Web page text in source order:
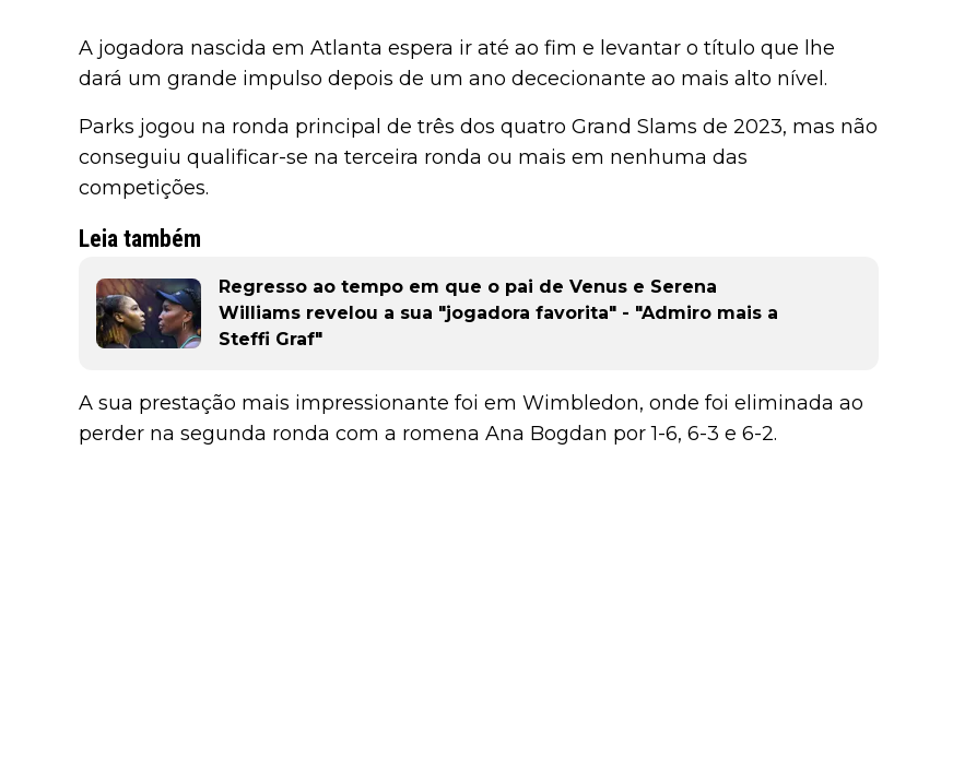
A jogadora nascida em Atlanta espera ir até ao fim e levantar o título que lhe
dará um grande impulso depois de um ano dececionante ao mais alto nível.
Parks jogou na ronda principal de três dos quatro Grand Slams de 2023, mas não
conseguiu qualificar-se na terceira ronda ou mais em nenhuma das
competições.
Leia também
Regresso ao tempo em que o pai de Venus e Serena
Williams revelou a sua "jogadora favorita" - "Admiro mais a
Steffi Graf"
A sua prestação mais impressionante foi em Wimbledon, onde foi eliminada ao
perder na segunda ronda com a romena Ana Bogdan por 1-6, 6-3 e 6-2.